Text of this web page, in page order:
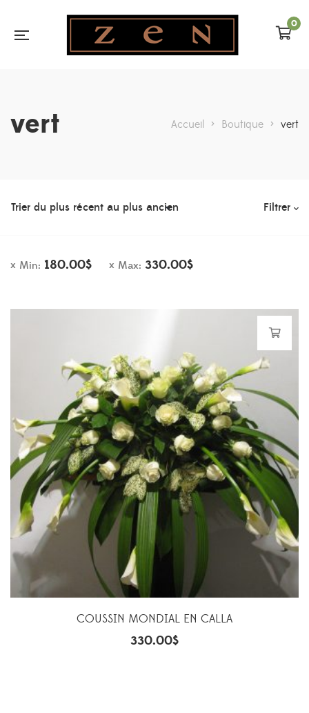
0
vert Accueil > Boutique > vert
Filtrer
Min: 180.00$ Max: 330.00$
COUSSIN MONDIAL EN CALLA
330.00$